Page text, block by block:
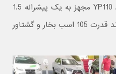
کیلوگرم تخمین زده شده است. YP110 مجهز به یک پیشرانه 1.5
لیتری 4 سیلندر است که می‌تواند قدرت 105 اسب بخار و گشتاور